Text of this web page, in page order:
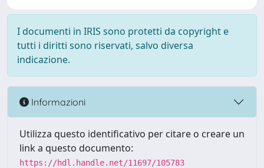
I documenti in IRIS sono protetti da copyright e
tutti i diritti sono riservati, salvo diversa
indicazione.
Informazioni
Utilizza questo identificativo per citare o creare un
link a questo documento:
https://hdl.handle.net/11697/105783